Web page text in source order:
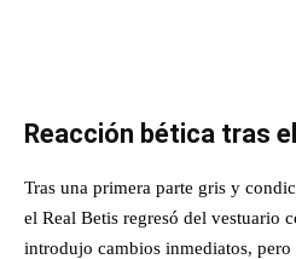
Reacción bética tras
Tras una primera parte gris y
el Real Betis regresó del vestuario
introdujo cambios inmediatos,